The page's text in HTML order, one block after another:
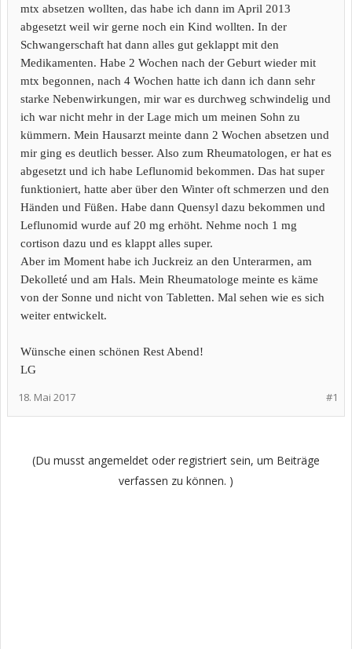
mtx absetzen wollten, das habe ich dann im April 2013
abgesetzt weil wir gerne noch ein Kind wollten. In der
Schwangerschaft hat dann alles gut geklappt mit den
Medikamenten. Habe 2 Wochen nach der Geburt wieder mit
mtx begonnen, nach 4 Wochen hatte ich dann ich dann sehr
starke Nebenwirkungen, mir war es durchweg schwindelig und
ich war nicht mehr in der Lage mich um meinen Sohn zu
kümmern. Mein Hausarzt meinte dann 2 Wochen absetzen und
mir ging es deutlich besser. Also zum Rheumatologen, er hat es
abgesetzt und ich habe Leflunomid bekommen. Das hat super
funktioniert, hatte aber über den Winter oft schmerzen und den
Händen und Füßen. Habe dann Quensyl dazu bekommen und
Leflunomid wurde auf 20 mg erhöht. Nehme noch 1 mg
cortison dazu und es klappt alles super.
Aber im Moment habe ich Juckreiz an den Unterarmen, am
Dekolleté und am Hals. Mein Rheumatologe meinte es käme
von der Sonne und nicht von Tabletten. Mal sehen wie es sich
weiter entwickelt.
Wünsche einen schönen Rest Abend!
LG
#1
18. Mai 2017
(Du musst angemeldet oder registriert sein, um Beiträge
verfassen zu können. )